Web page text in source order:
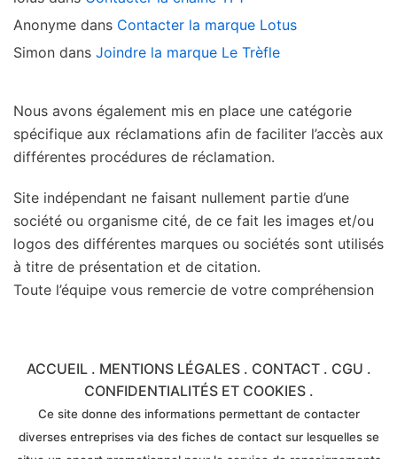
Anonyme dans Contacter la marque Lotus
Simon dans Joindre la marque Le Trèfle
Nous avons également mis en place une catégorie
spécifique aux réclamations afin de faciliter l’accès aux
différentes procédures de réclamation.
Site indépendant ne faisant nullement partie d’une
société ou organisme cité, de ce fait les images et/ou
logos des différentes marques ou sociétés sont utilisés
à titre de présentation et de citation.
Toute l’équipe vous remercie de votre compréhension
ACCUEIL. MENTIONS LÉGALES. CONTACT. CGU .
CONFIDENTIALITÉS ET COOKIES.
Ce site donne des informations permettant de contacter
diverses entreprises via des fiches de contact sur lesquelles se